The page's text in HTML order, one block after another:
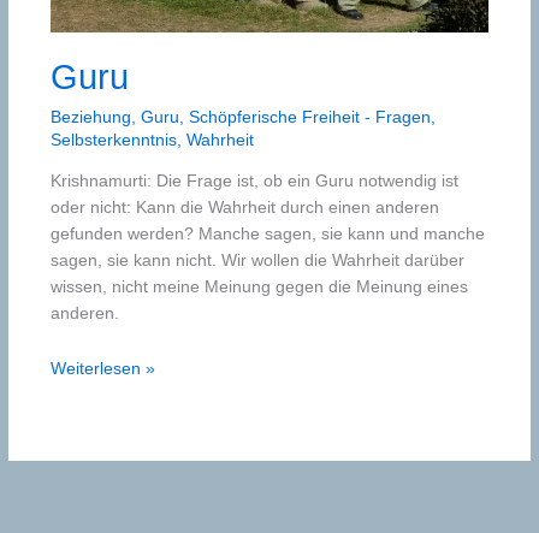
Guru
Beziehung, Guru, Schöpferische Freiheit - Fragen,
Selbsterkenntnis, Wahrheit
Krishnamurti: Die Frage ist, ob ein Guru notwendig ist
oder nicht: Kann die Wahrheit durch einen anderen
gefunden werden? Manche sagen, sie kann und manche
sagen, sie kann nicht. Wir wollen die Wahrheit darüber
wissen, nicht meine Meinung gegen die Meinung eines
anderen.
Guru
Weiterlesen »